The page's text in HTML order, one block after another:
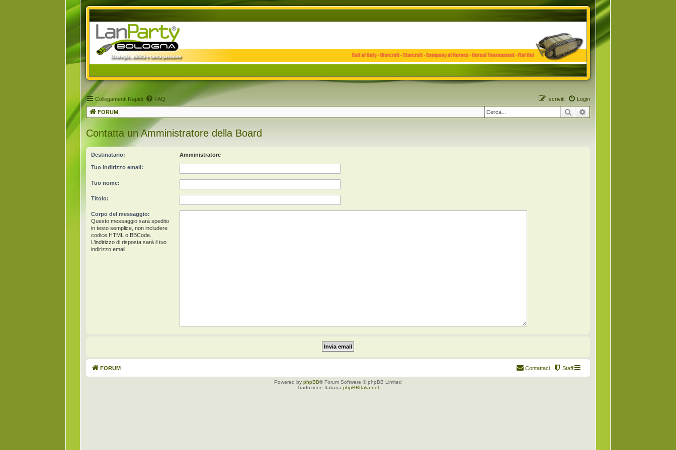
Collegamenti Rapidi FAQ Login
Iscriviti
FORUM Cerca
Contatta un Amministratore della Board
Destinatario: Amministratore
Tuo indirizzo email:
Tuo nome:
Titolo:
Corpo del messaggio:
Questo messaggio sarà spedito
in testo semplice, non includere
codice HTML o BBCode.
L’indirizzo di risposta sarà il tuo
indirizzo email.
FORUM Staff
Contattaci
Powered by phpBB® Forum Software © phpBB Limited
Traduzione Italiana phpBBItalia.net